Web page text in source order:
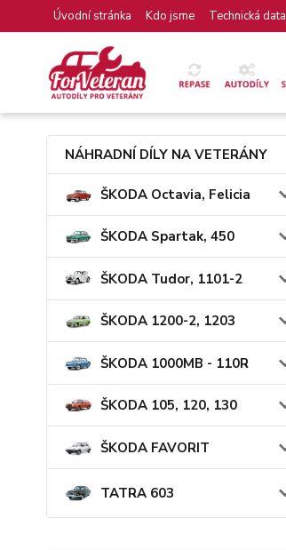
Úvodní stránka Kdo jsme Technická data
NÁHRADNÍ DÍLY NA VETERÁNY
ŠKODA Octavia, Felicia
ŠKODA Spartak, 450
ŠKODA Tudor, 1101-2
ŠKODA 1200-2, 1203
ŠKODA 1000MB - 110R
ŠKODA 105, 120, 130
ŠKODA FAVORIT
TATRA 603